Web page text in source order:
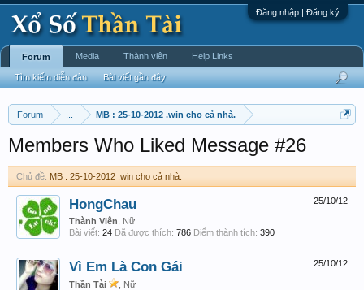
Đăng nhập | Đăng ký
Forum MB : 25-10-2012 .win cho cả nhà.
Members Who Liked Message #26
Chủ đề: MB : 25-10-2012 .win cho cả nhà.
25/10/12
HongChau
Thành Viên , Nữ
Bài viết: 24 Đã được thích: 786 Điểm thành tích: 390
25/10/12
Vì Em Là Con Gái
Thần Tài
, Nữ
Forum
Tìm kiếm diễn đàn Bài viết gần đây
Media Thành viên Help Links